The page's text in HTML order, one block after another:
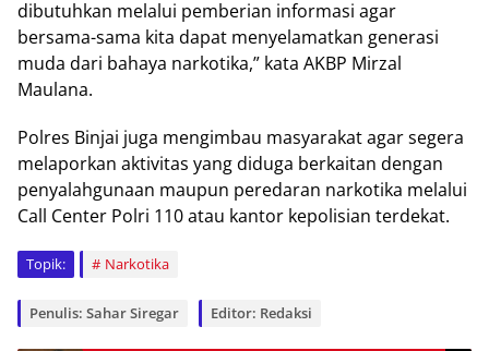
dibutuhkan melalui pemberian informasi agar
bersama-sama kita dapat menyelamatkan generasi
muda dari bahaya narkotika,” kata AKBP Mirzal
Maulana.
Polres Binjai juga mengimbau masyarakat agar segera
melaporkan aktivitas yang diduga berkaitan dengan
penyalahgunaan maupun peredaran narkotika melalui
Call Center Polri 110 atau kantor kepolisian terdekat.
Topik: Narkotika
Penulis: Sahar Siregar Editor: Redaksi